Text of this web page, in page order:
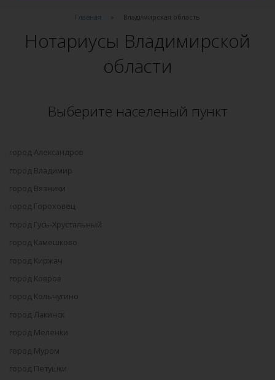
Главная Владимирская область
Нотариусы Владимирской
области
Выберите населеный пункт
город Александров
город Владимир
город Вязники
город Гороховец
город Гусь-Хрустальный
город Камешково
город Киржач
город Ковров
город Кольчугино
город Лакинск
город Меленки
город Муром
город Петушки